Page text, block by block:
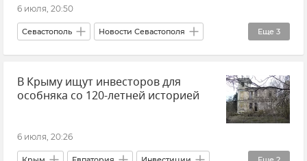
6 июля, 20:50
Еще 3
Севастополь Новости Севастополя
Бизнес Крымский бизнес Режим ЧС
В Крыму ищут инвесторов для
особняка со 120-летней историей
6 июля, 20:26